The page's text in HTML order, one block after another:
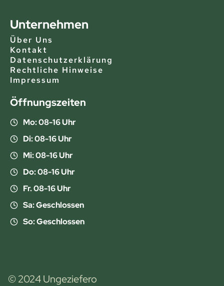
Unternehmen
Über Uns
Kontakt
Datenschutzerklärung
Rechtliche Hinweise
Impressum
Öffnungszeiten
Mo: 08-16 Uhr
Di: 08-16 Uhr
Mi: 08-16 Uhr
Do: 08-16 Uhr
Fr. 08-16 Uhr
Sa: Geschlossen
So: Geschlossen
© 2024 Ungeziefero